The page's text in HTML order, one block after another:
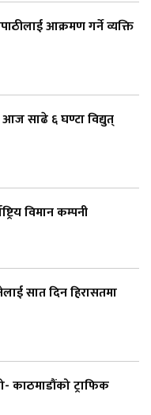
आक्रमण गर्ने व्यक्ति
साढे ६ घण्टा विद्युत्
विमान कम्पनी
सात दिन हिरासतमा
काठमाडौंको ट्राफिक